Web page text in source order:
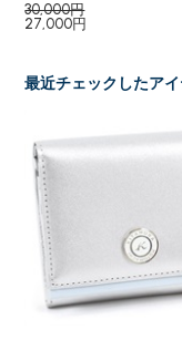
30,000円
27,000円
最近チェックしたア